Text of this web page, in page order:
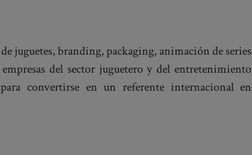
juguetes, branding, packaging, animación de series
del sector juguetero y del entretenimiento
convertirse en un referente internacional en